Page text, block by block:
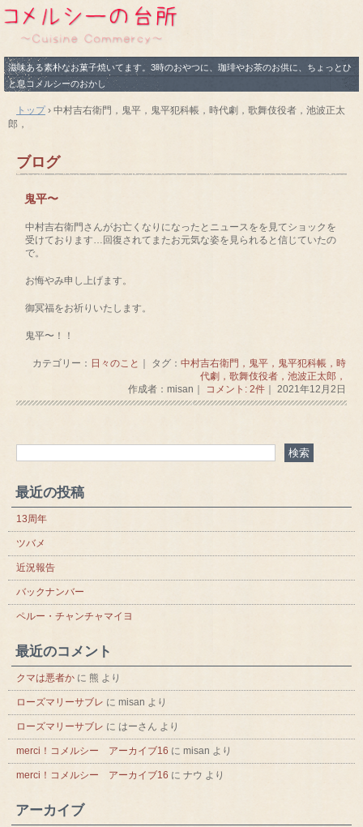
滋味ある素朴なお菓子焼いてます。3時のおやつに、珈琲やお茶のお供に、ちょっとひ
と息コメルシーのおかし
トップ› 中村吉右衛門，鬼平，鬼平犯科帳，時代劇，歌舞伎役者，池波正太
郎，
ブログ
鬼平〜
中村吉右衛門さんがお亡くなりになったとニュースをを見てショックを
受けております…回復されてまたお元気な姿を見られると信じていたの
で。
お悔やみ申し上げます。
御冥福をお祈りいたします。
鬼平〜！！
カテゴリー： 日々のこと ｜ タグ： 中村吉右衛門，鬼平，鬼平犯科帳，時
代劇，歌舞伎役者，池波正太郎，
作成者：misan｜
コメント: 2件｜ 2021年12月2日
最近の投稿
13周年
ツバメ
近況報告
バックナンバー
ペルー・チャンチャマイヨ
最近のコメント
クマは悪者か に 熊 より
ローズマリーサブレ に misan より
ローズマリーサブレ に はーさん より
merci！コメルシー アーカイブ16 に misan より
merci！コメルシー アーカイブ16 に ナウ より
アーカイブ